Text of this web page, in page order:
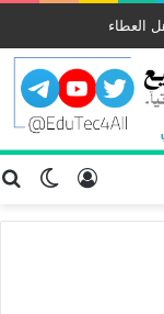
العطاء
تسجيل